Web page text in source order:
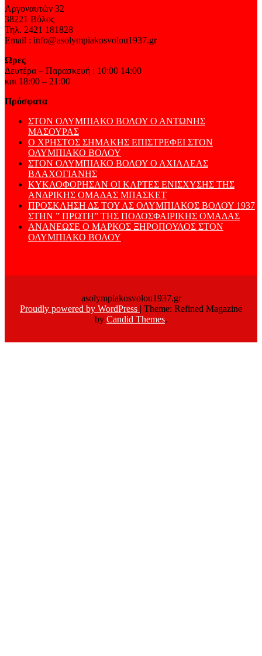
Αργοναυτών 32
38221 Βόλος
Τηλ. 2421 181828
Email : info@asolympiakosvolou1937.gr
Ώρες
Δευτέρα – Παρασκευή : 10:00 14:00
και 18:00 – 21:00
Πρόσφατα
ΣΤΟΝ ΟΛΥΜΠΙΑΚΟ ΒΟΛΟΥ Ο ΑΝΤΩΝΗΣ
ΜΑΣΟΥΡΑΣ
Ο ΧΡΗΣΤΟΣ ΣΗΜΑΚΗΣ ΕΠΙΣΤΡΕΦΕΙ ΣΤΟΝ
ΟΛΥΜΠΙΑΚΟ ΒΟΛΟΥ
ΣΤΟΝ ΟΛΥΜΠΙΑΚΟ ΒΟΛΟΥ Ο ΑΧΙΛΛΕΑΣ
ΒΛΑΧΟΓΙΑΝΗΣ
ΚΥΚΛΟΦΟΡΗΣΑΝ ΟΙ ΚΑΡΤΕΣ ΕΝΙΣΧΥΣΗΣ ΤΗΣ
ΑΝΔΡΙΚΗΣ ΟΜΑΔΑΣ ΜΠΑΣΚΕΤ
ΠΡΟΣΚΛΗΣΗ ΔΣ ΤΟΥ ΑΣ ΟΛΥΜΠΙΑΚΟΣ ΒΟΛΟΥ 1937
ΣΤΗΝ ” ΠΡΩΤΗ” ΤΗΣ ΠΟΔΟΣΦΑΙΡΙΚΗΣ ΟΜΑΔΑΣ
ΑΝΑΝΕΩΣΕ Ο ΜΑΡΚΟΣ ΞΗΡΟΠΟΥΛΟΣ ΣΤΟΝ
ΟΛΥΜΠΙΑΚΟ ΒΟΛΟΥ
asolympiakosvolou1937.gr
Proudly powered by WordPress | Theme: Refined Magazine
by Candid Themes.